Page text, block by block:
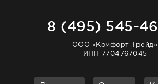
8 (495) 545-
ООО «Комфорт Трейд»
ИНН 7704767045